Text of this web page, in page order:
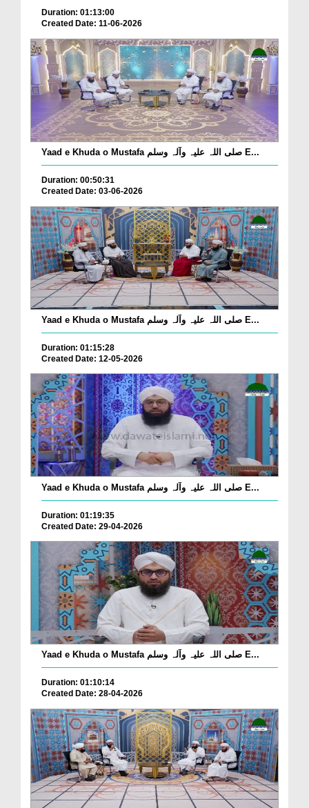
Duration: 01:13:00
Created Date: 11-06-2026
Yaad e Khuda o Mustafa صلی اللہ علیہ وآلہ وسلم E...
Duration: 00:50:31
Created Date: 03-06-2026
Yaad e Khuda o Mustafa صلی اللہ علیہ وآلہ وسلم E...
Duration: 01:15:28
Created Date: 12-05-2026
Yaad e Khuda o Mustafa صلی اللہ علیہ وآلہ وسلم E...
Duration: 01:19:35
Created Date: 29-04-2026
Yaad e Khuda o Mustafa صلی اللہ علیہ وآلہ وسلم E...
Duration: 01:10:14
Created Date: 28-04-2026